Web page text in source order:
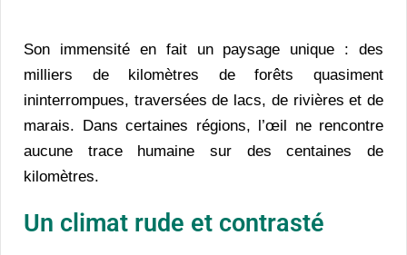
Son immensité en fait un paysage unique : des
milliers de kilomètres de forêts quasiment
ininterrompues, traversées de lacs, de rivières et de
marais. Dans certaines régions, l’œil ne rencontre
aucune trace humaine sur des centaines de
kilomètres.
Un climat rude et contrasté